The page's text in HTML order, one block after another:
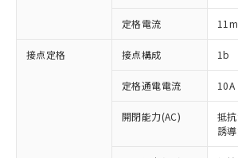
定格電流
接点定格 接点構成 1b
定格通電電流 10A
開閉能力(AC)
抵
誘
以下の条件をお読みいただき、同
本サービスは、当社制御機
商品の当社在庫状況および
(税抜)を提供させていただ
当社制御機器事業取扱商品
本サービスの対象外となる
対応予定なし：EU RoHS指令（
非含有に非対応の商品で、対応品
調査・確認中：EU RoHS指令（
非含有の対応状況を調査中または
非該当品：ライセンス料など無
害物質有無と関係のない商品で
仕入先様の事情により、非含有
「○」：最大均質材料含有率が中
基準値以下であることを示しま
「×」：最大均質材料含有率が